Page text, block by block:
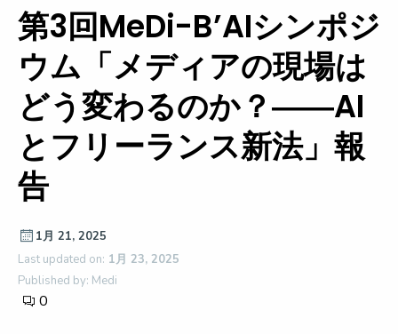
第3回MeDi-B’AIシンポジ
ウム「メディアの現場は
どう変わるのか？――AI
とフリーランス新法」報
告
1月 21, 2025
Last updated on: 1月 23, 2025
Published by: Medi
0